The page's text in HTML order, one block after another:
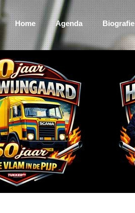
Home Agenda Biografie